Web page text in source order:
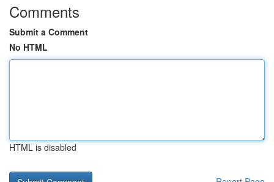
Comments
Submit a Comment
No HTML
HTML is disabled